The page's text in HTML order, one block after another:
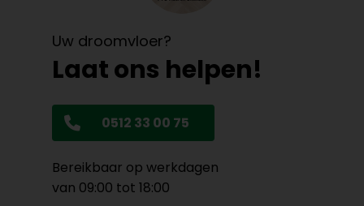
Uw droomvloer?
Laat ons helpen!
0512 33 00 75
Bereikbaar op werkdagen
van 09:00 tot 18:00